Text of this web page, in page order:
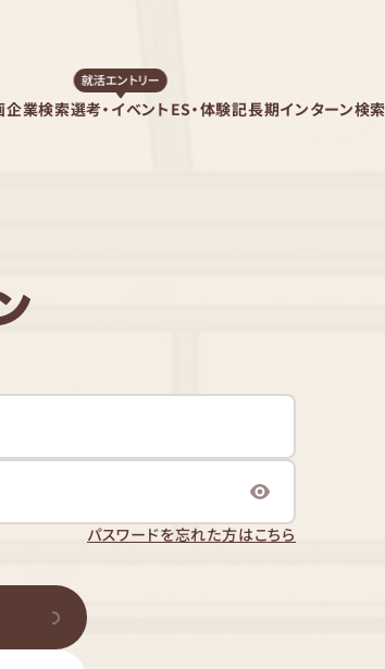
企業検索選考・イベント
就活エントリー
ES・体験記長期インターン検索
パスワードを忘れた方はこちら